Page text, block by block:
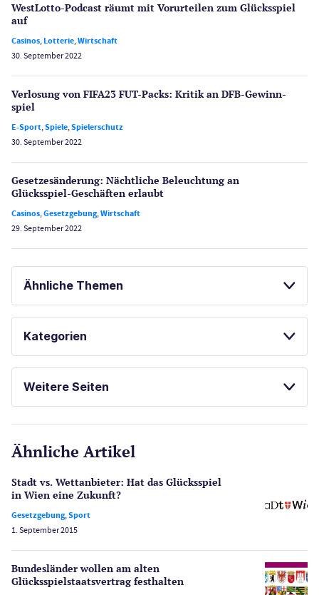
WestLotto-Podcast räumt mit Vorurteilen zum Glücksspiel
auf
Casinos,Lotterie,Wirtschaft
30. September 2022
Verlosung von FIFA23 FUT-Packs: Kritik an DFB-Gewinn­
spiel
E-Sport,Spiele,Spielerschutz
30. September 2022
Gesetzes­änderung: Nächtliche Beleuch­tung an
Glücksspiel-Geschäften erlaubt
Casinos,Gesetzgebung,Wirtschaft
29. September 2022
Ähnliche Themen
SPORTWETTEN
SPIELAUTOMATEN ONLINE SPIELEN
KOSTENLOSE SPIELE
Kategorien
Gesetzgebung
Lotterie
Poker
Schlagzeilen
Weitere Seiten
CasinoOnline.de
Merkur Casinos
Ähnliche Artikel
Stadt vs. Wettanbieter: Hat das Glücksspiel
in Wien eine Zukunft?
Gesetzgebung,Sport
1. September 2015
Bundesländer wollen am alten
Glücksspielstaatsvertrag festhalten